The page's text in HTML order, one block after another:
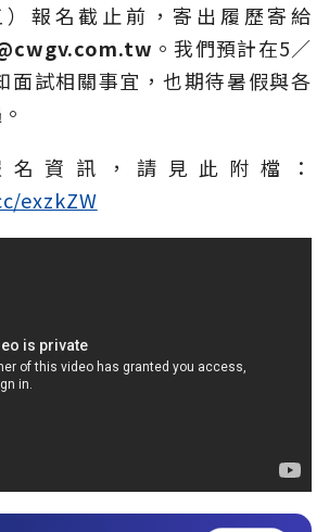
報名截止前，寄出履歷寄給
。我們預計在5／
面試相關事宜，也期待暑假與各
名資訊，請見此附檔：
exzkZW